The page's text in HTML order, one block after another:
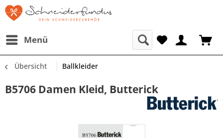
Menü
Übersicht Ballkleider
B5706 Damen Kleid, Butterick